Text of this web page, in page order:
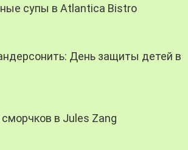
супы в Atlantica Bistro
День защиты детей в
в Jules Zang